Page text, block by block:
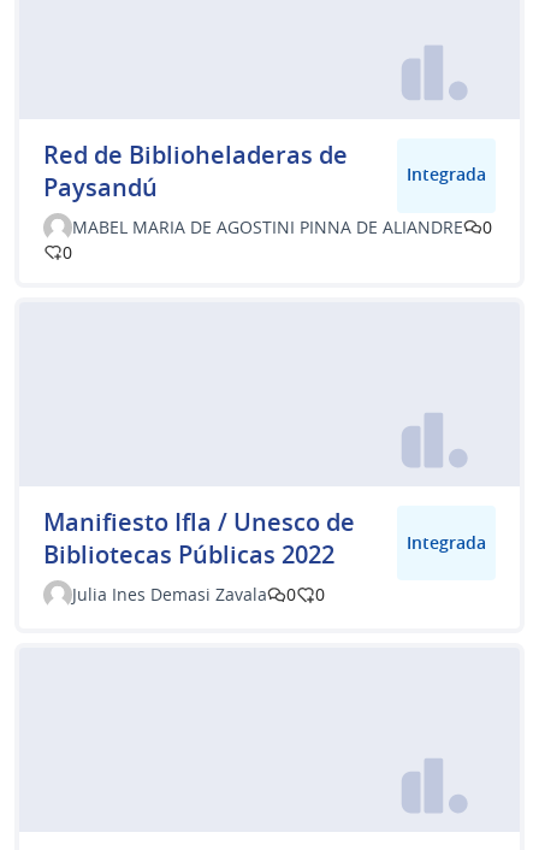
Red de Biblioheladeras de
Paysandú
Integrada
MABEL MARIA DE AGOSTINI PINNA DE ALIANDRE
0
0
Manifiesto Ifla / Unesco de
Bibliotecas Públicas 2022
Integrada
Julia Ines Demasi Zavala 0 0